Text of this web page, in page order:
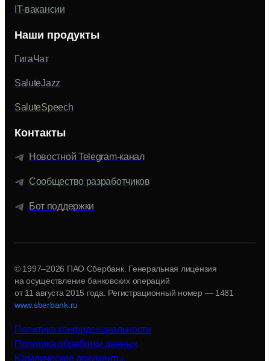
IT-вакансии
Наши продукты
ГигаЧат
SaluteJazz
SaluteSpeech
Контакты
Новостной Telegram-канал
Сообщество разработчиков
Бот поддержки
© 1997–2026 ПАО Сбербанк. Генеральная лицензия
на осуществление банковских операций
от 11 августа 2015 года. Регистрационный номер — 1481
www.sberbank.ru
Политика конфиденциальности
Политика обработки данных
Юридические документы